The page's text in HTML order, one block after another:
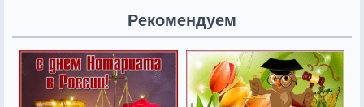
Рекомендуем